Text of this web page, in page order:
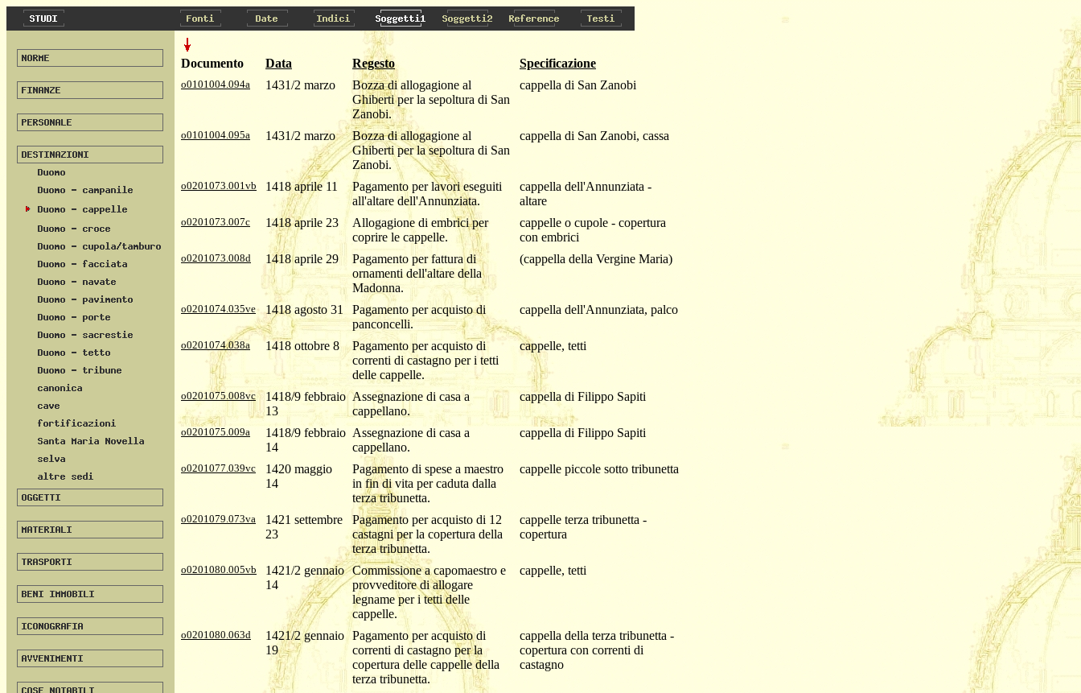
Documento Data Regesto Specificazione
o0101004.094a 1431/2 marzo
Bozza di allogagione al
Ghiberti per la sepoltura di San
Zanobi.
cappella di San Zanobi
o0101004.095a 1431/2 marzo
Bozza di allogagione al
Ghiberti per la sepoltura di San
Zanobi.
cappella di San Zanobi, cassa
o0201073.001vb 1418 aprile 11
Pagamento per lavori eseguiti
all'altare dell'Annunziata.
cappella dell'Annunziata -
altare
o0201073.007c 1418 aprile 23
Allogagione di embrici per
coprire le cappelle.
cappelle o cupole - copertura
con embrici
o0201073.008d 1418 aprile 29
Pagamento per fattura di
ornamenti dell'altare della
Madonna.
(cappella della Vergine Maria)
o0201074.035ve 1418 agosto 31
Pagamento per acquisto di
panconcelli.
cappella dell'Annunziata, palco
o0201074.038a 1418 ottobre 8
Pagamento per acquisto di
correnti di castagno per i tetti
delle cappelle.
cappelle, tetti
o0201075.008vc
1418/9 febbraio
13
Assegnazione di casa a
cappellano.
cappella di Filippo Sapiti
o0201075.009a
1418/9 febbraio
14
Assegnazione di casa a
cappellano.
cappella di Filippo Sapiti
o0201077.039vc
1420 maggio
14
Pagamento di spese a maestro
in fin di vita per caduta dalla
terza tribunetta.
cappelle piccole sotto tribunetta
o0201079.073va
1421 settembre
23
Pagamento per acquisto di 12
castagni per la copertura della
terza tribunetta.
cappelle terza tribunetta -
copertura
o0201080.005vb
1421/2 gennaio
14
Commissione a capomaestro e
provveditore di allogare
legname per i tetti delle
cappelle.
cappelle, tetti
o0201080.063d
1421/2 gennaio
19
Pagamento per acquisto di
correnti di castagno per la
copertura delle cappelle della
terza tribunetta.
cappella della terza tribunetta -
copertura con correnti di
castagno